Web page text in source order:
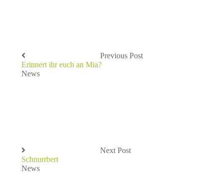
Previous Post
Erinnert ihr euch an Mia?
News
Next Post
Schnurrbert
News